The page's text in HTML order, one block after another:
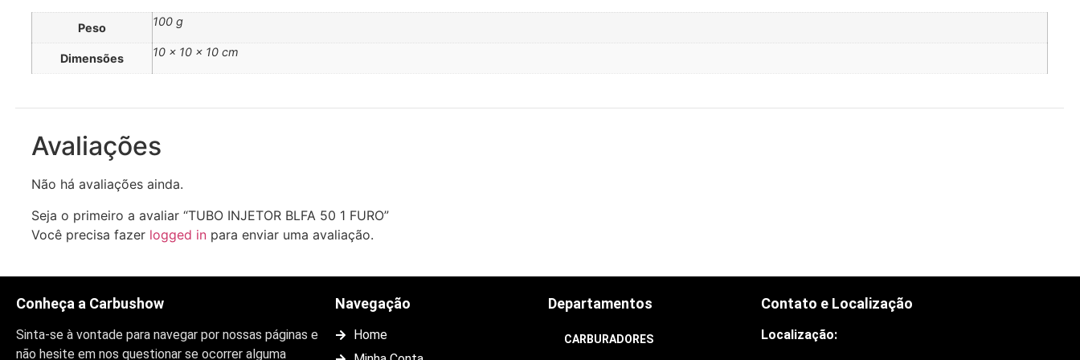
Peso 100 g
Dimensões 10 × 10 × 10 cm
Avaliações
Não há avaliações ainda.
Seja o primeiro a avaliar “TUBO INJETOR BLFA 50 1 FURO”
Você precisa fazer logged in para enviar uma avaliação.
Conheça a Carbushow
Sinta-se à vontade para navegar por nossas páginas e
não hesite em nos questionar se ocorrer alguma
Navegação
Home
Departamentos
CARBURADORES
Contato e Localização
Localização: